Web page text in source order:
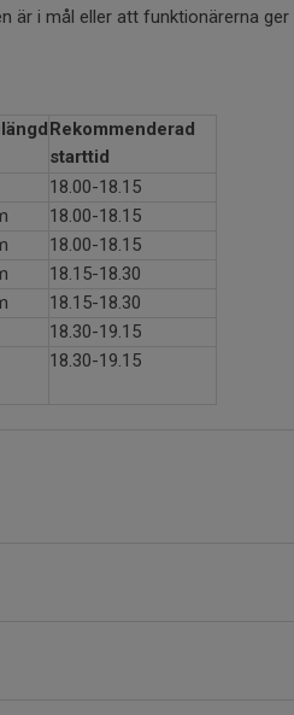
är i mål eller att funktionärerna ger
Rekommenderad
starttid
18.00-18.15
18.00-18.15
18.00-18.15
18.15-18.30
18.15-18.30
18.30-19.15
18.30-19.15